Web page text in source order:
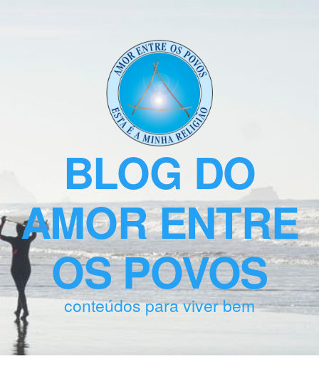
BLOG DO
AMOR ENTRE
OS POVOS
conteúdos para viver bem